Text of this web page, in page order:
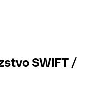
SWIFT /